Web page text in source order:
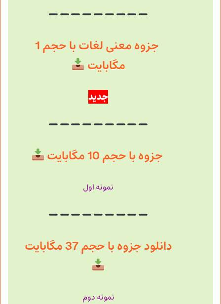
جزوه معنی لغات با حجم 1
مگابایت
جدید
جزوه با حجم 10 مگابایت
نمونه اول
دانلود جزوه با حجم 37 مگابایت
نمونه دوم